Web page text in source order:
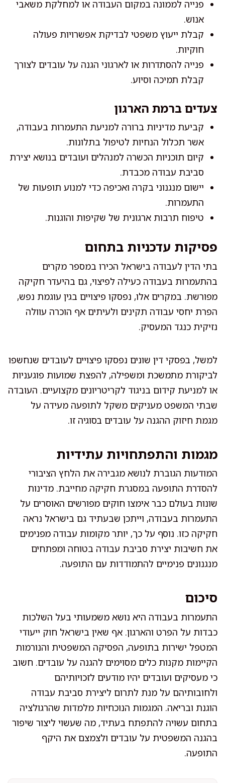
פנייה לממונה במקום העבודה או למחלקת משאבי
אנוש.
קבלת ייעוץ משפטי לבדיקת אפשרויות פעולה
חוקיות.
פנייה להסתדרות או לארגוני הגנה על עובדים לצורך
קבלת תמיכה וסיוע.
צעדים ברמת הארגון
קביעת מדיניות ברורה למניעת התעמרות בעבודה,
אשר תכלול הנחיות לטיפול בתלונות.
קיום תוכניות הכשרה למנהלים ועובדים בנושא יצירת
סביבת עבודה מכבדת.
יישום מנגנוני בקרה ואכיפה כדי למנוע תופעות של
התעמרות.
טיפוח תרבות ארגונית של שקיפות והוגנות.
פסיקות עדכניות בתחום
בתי הדין לעבודה בישראל הכירו במספר מקרים
בהתעמרות בעבודה כעילה לפיצוי, גם בהיעדר חקיקה
מפורשת. במקרים אלו, נפסקו פיצויים בגין עוגמת נפש,
הפרת יחסי עבודה תקינים ולעיתים אף הוכרה עוולה
נזיקית כנגד המעסיק.
למשל, בפסקי דין שונים נפסקו פיצויים לעובדים שנחשפו
לביקורת מתמשכת ומשפילה, להפצת שמועות פוגעניות
או למניעת קידום בניגוד לקריטריונים מקצועיים. העובדה
שבתי המשפט מעניקים משקל לתופעה מעידה על
מגמת חיזוק ההגנה על עובדים בסוגיה זו.
מגמות והתפתחויות עתידיות
המודעות הגוברת לנושא מגבירה את הלחץ הציבורי
להסדרת התופעה במסגרת חקיקה מחייבת. מדינות
שונות בעולם כבר אימצו חוקים מפורשים האוסרים על
התעמרות בעבודה, וייתכן שבעתיד גם בישראל נראה
חקיקה כזו. נוסף על כך, יותר מקומות עבודה מפנימים
את חשיבות יצירת סביבת עבודה בטוחה ומפתחים
מנגנונים פנימיים להתמודדות עם התופעה.
סיכום
התעמרות בעבודה היא נושא משמעותי בעל השלכות
כבדות על הפרט והארגון. אף שאין בישראל חוק ייעודי
המטפל ישירות בתופעה, הפסיקה המשפטית והנורמות
הקיימות מקנות כלים מסוימים להגנה על עובדים. חשוב
כי מעסיקים ועובדים יהיו מודעים לזכויותיהם
ולחובותיהם על מנת לתרום ליצירת סביבת עבודה
הוגנת ובריאה. המגמות הנוכחיות מלמדות שהרגולציה
בתחום עשויה להתפתח בעתיד, מה שעשוי ליצור שיפור
בהגנה המשפטית על עובדים ולצמצם את היקף
התופעה.